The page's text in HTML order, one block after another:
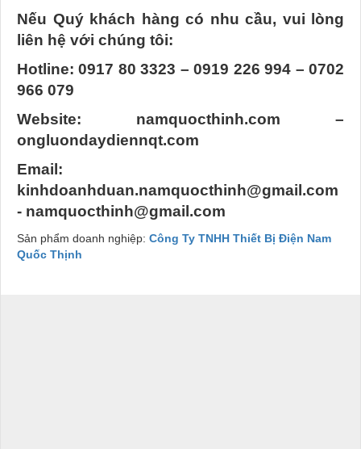
Nếu Quý khách hàng có nhu cầu, vui lòng
liên hệ với chúng tôi:​
Hotline: 0917 80 3323 – 0919 226 994 – 0702
966 079​
Website: namquocthinh.com –
ongluondaydiennqt.com​
Email:
kinhdoanhduan.namquocthinh@gmail.com
- namquocthinh@gmail.com
Sản phẩm doanh nghiệp: Công Ty TNHH Thiết Bị Điện Nam
Quốc Thịnh